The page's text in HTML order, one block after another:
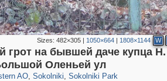
Sizes: 482×305| 1050×664| 1808×1144 W
грот на бывшей даче купца
Оленьей ул
AO
306
, Sokolniki
5,623 49
, Sokolniki Park
2,775 6